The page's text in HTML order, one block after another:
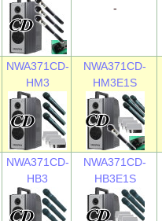
-
NWA371CD-
HM3
NWA371CD-
HM3E1S
NWA371CD-
HB3
NWA371CD-
HB3E1S